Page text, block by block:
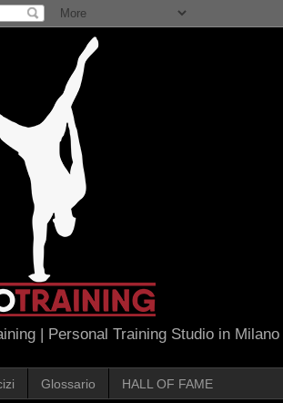
| Personal Training Studio in Milano
Glossario HALL OF FAME